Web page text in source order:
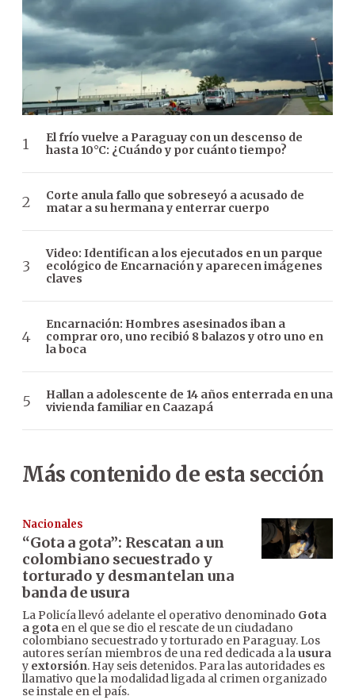
El frío vuelve a Paraguay con un descenso de
hasta 10°C: ¿Cuándo y por cuánto tiempo?
Corte anula fallo que sobreseyó a acusado de
matar a su hermana y enterrar cuerpo
Video: Identifican a los ejecutados en un parque
ecológico de Encarnación y aparecen imágenes
claves
Encarnación: Hombres asesinados iban a
comprar oro, uno recibió 8 balazos y otro uno en
la boca
Hallan a adolescente de 14 años enterrada en una
vivienda familiar en Caazapá
Más contenido de esta sección
Nacionales
“Gota a gota”: Rescatan a un
colombiano secuestrado y
torturado y desmantelan una
banda de usura
La Policía llevó adelante el operativo denominado Gota
a gota en el que se dio el rescate de un ciudadano
colombiano secuestrado y torturado en Paraguay. Los
autores serían miembros de una red dedicada a lausura
y extorsión. Hay seis detenidos. Para las autoridades es
llamativo que la modalidad ligada al crimen organizado
se instale en el país.